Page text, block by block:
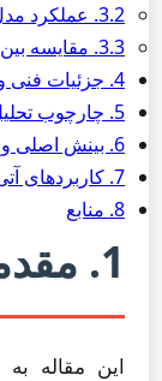
3.2. عملکرد مدل اسپانیایی
3.3. مقایسه بین‌زبانی
4. جزئیات فنی و چارچوب ریاضی
5. چارچوب تحلیل: یک مطالعه موردی غیرکدی
6. بینش اصلی و دیدگاه تحلیلگر
7. کاربردهای آتی و جهت‌های پژوهشی
8. منابع
1. مقدمه
این مقاله